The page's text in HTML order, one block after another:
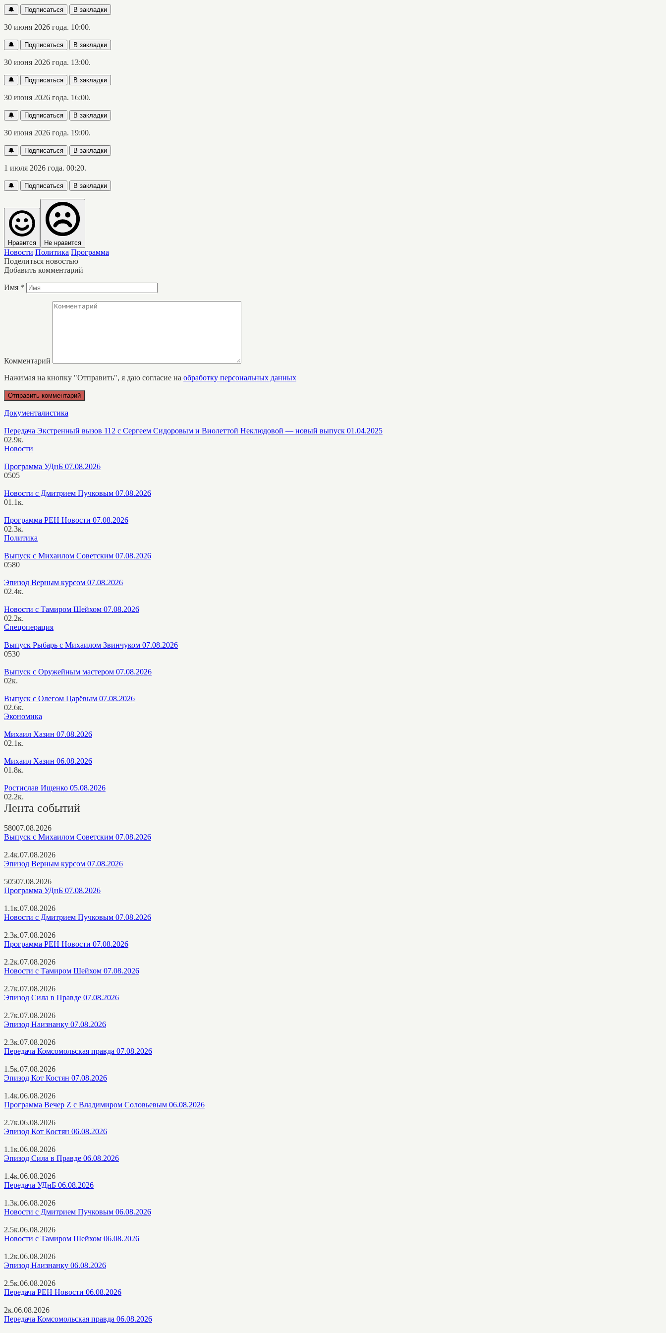
🔔 Подписаться В закладки
30 июня 2026 года. 10:00.
🔔 Подписаться В закладки
30 июня 2026 года. 13:00.
🔔 Подписаться В закладки
30 июня 2026 года. 16:00.
🔔 Подписаться В закладки
30 июня 2026 года. 19:00.
🔔 Подписаться В закладки
1 июля 2026 года. 00:20.
🔔 Подписаться В закладки
Нравится Не нравится
Новости Политика Программа
Поделиться новостью
Добавить комментарий
Имя *
Комментарий
Нажимая на кнопку "Отправить", я даю согласие на обработку персональных данных
Документалистика
Передача Экстренный вызов 112 с Сергеем Сидоровым и Виолеттой Неклюдовой — новый выпуск 01.04.2025
02.9к.
Новости
Программа УДнБ 07.08.2026
0505
Новости с Дмитрием Пучковым 07.08.2026
01.1к.
Программа РЕН Новости 07.08.2026
02.3к.
Политика
Выпуск с Михаилом Советским 07.08.2026
0580
Эпизод Верным курсом 07.08.2026
02.4к.
Новости с Тамиром Шейхом 07.08.2026
02.2к.
Спецоперация
Выпуск Рыбарь с Михаилом Звинчуком 07.08.2026
0530
Выпуск с Оружейным мастером 07.08.2026
02к.
Выпуск с Олегом Царёвым 07.08.2026
02.6к.
Экономика
Михаил Хазин 07.08.2026
02.1к.
Михаил Хазин 06.08.2026
01.8к.
Ростислав Ищенко 05.08.2026
02.2к.
Лента событий
58007.08.2026
Выпуск с Михаилом Советским 07.08.2026
2.4к.07.08.2026
Эпизод Верным курсом 07.08.2026
50507.08.2026
Программа УДнБ 07.08.2026
1.1к.07.08.2026
Новости с Дмитрием Пучковым 07.08.2026
2.3к.07.08.2026
Программа РЕН Новости 07.08.2026
2.2к.07.08.2026
Новости с Тамиром Шейхом 07.08.2026
2.7к.07.08.2026
Эпизод Сила в Правде 07.08.2026
2.7к.07.08.2026
Эпизод Наизнанку 07.08.2026
2.3к.07.08.2026
Передача Комсомольская правда 07.08.2026
1.5к.07.08.2026
Эпизод Кот Костян 07.08.2026
1.4к.06.08.2026
Программа Вечер Z с Владимиром Соловьевым 06.08.2026
2.7к.06.08.2026
Эпизод Кот Костян 06.08.2026
1.1к.06.08.2026
Эпизод Сила в Правде 06.08.2026
1.4к.06.08.2026
Передача УДнБ 06.08.2026
1.3к.06.08.2026
Новости с Дмитрием Пучковым 06.08.2026
2.5к.06.08.2026
Новости с Тамиром Шейхом 06.08.2026
1.2к.06.08.2026
Эпизод Наизнанку 06.08.2026
2.5к.06.08.2026
Передача РЕН Новости 06.08.2026
2к.06.08.2026
Передача Комсомольская правда 06.08.2026